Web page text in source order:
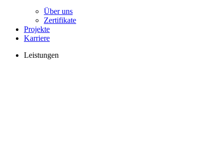
Über uns
Zertifikate
Projekte
Karriere
Leistungen